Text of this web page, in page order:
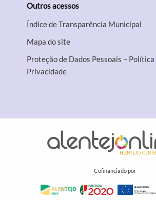
Outros acessos
Índice de Transparência Municipal
Mapa do site
Proteção de Dados Pessoais – Política
Privacidade
Cofinanciado por